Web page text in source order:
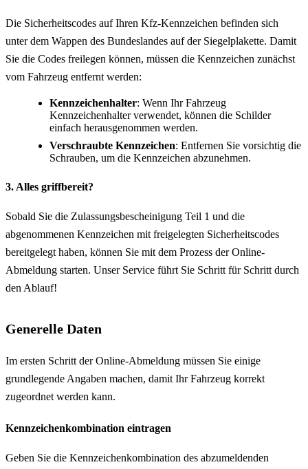
Die Sicherheitscodes auf Ihren Kfz-Kennzeichen befinden sich
unter dem Wappen des Bundeslandes auf der Siegelplakette. Damit
Sie die Codes freilegen können, müssen die Kennzeichen zunächst
vom Fahrzeug entfernt werden:
Kennzeichenhalter: Wenn Ihr Fahrzeug
Kennzeichenhalter verwendet, können die Schilder
einfach herausgenommen werden.
Verschraubte Kennzeichen: Entfernen Sie vorsichtig die
Schrauben, um die Kennzeichen abzunehmen.
3. Alles griffbereit?
Sobald Sie die Zulassungsbescheinigung Teil 1 und die
abgenommenen Kennzeichen mit freigelegten Sicherheitscodes
bereitgelegt haben, können Sie mit dem Prozess der Online-
Abmeldung starten. Unser Service führt Sie Schritt für Schritt durch
den Ablauf!
Generelle Daten
Im ersten Schritt der Online-Abmeldung müssen Sie einige
grundlegende Angaben machen, damit Ihr Fahrzeug korrekt
zugeordnet werden kann.
Kennzeichenkombination eintragen
Geben Sie die Kennzeichenkombination des abzumeldenden